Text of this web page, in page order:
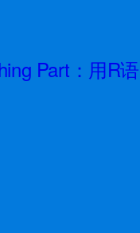
Part：用R语